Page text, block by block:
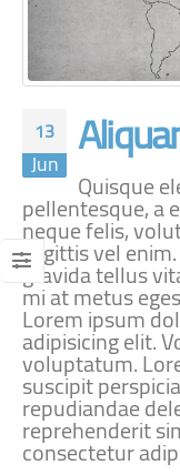
13
Jun
Quisque
pellentesque, a
neque felis,
sagittis vel
gravida tellus
mi at metus
Lorem ipsum
adipisicing elit.
voluptatum.
suscipit
repudiandae
reprehenderit
consectetur